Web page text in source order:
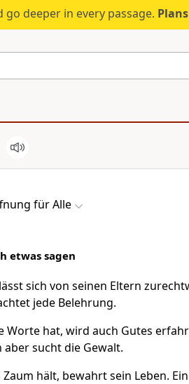
go deeper in every passage.
für Alle
etwas sagen
sich von seinen Eltern
jede Belehrung.
Worte hat, wird auch Gutes
sucht die Gewalt.
hält, bewahrt sein Leben. Ein